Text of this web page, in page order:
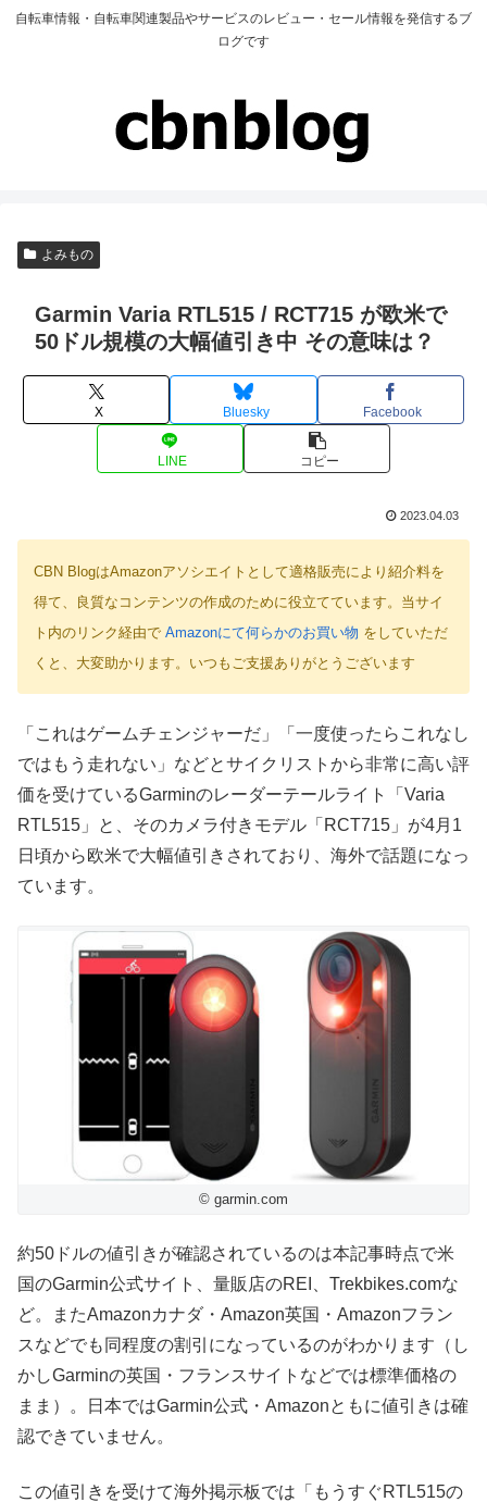
自転車情報・自転車関連製品やサービスのレビュー・セール情報を発信するブ
ログです
よみもの
Garmin Varia RTL515 / RCT715 が欧米で
50ドル規模の大幅値引き中 その意味は？
X Bluesky Facebook
LINE コピー
2023.04.03
CBN BlogはAmazonアソシエイトとして適格販売により紹介料を
得て、良質なコンテンツの作成のために役立てています。当サイ
ト内のリンク経由で Amazonにて何らかのお買い物 をしていただ
くと、大変助かります。いつもご支援ありがとうございます
「これはゲームチェンジャーだ」「一度使ったらこれなし
ではもう走れない」などとサイクリストから非常に高い評
価を受けているGarminのレーダーテールライト「Varia
RTL515」と、そのカメラ付きモデル「RCT715」が4月1
日頃から欧米で大幅値引きされており、海外で話題になっ
ています。
© garmin.com
約50ドルの値引きが確認されているのは本記事時点で米
国のGarmin公式サイト、量販店のREI、Trekbikes.comな
ど。またAmazonカナダ・Amazon英国・Amazonフラン
スなどでも同程度の割引になっているのがわかります（し
かしGarminの英国・フランスサイトなどでは標準価格の
まま）。日本ではGarmin公式・Amazonともに値引きは確
認できていません。
この値引きを受けて海外掲示板では「もうすぐRTL515の